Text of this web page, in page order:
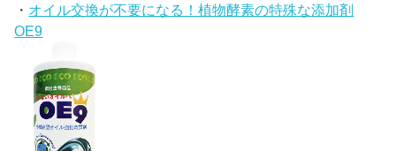
・ オイル交換が不要になる！植物酵素の特殊な添加剤
OE9